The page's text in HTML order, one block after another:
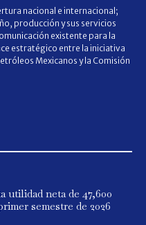
nacional e internacional;
producción y sus servicios
existente para la
estratégico entre la iniciativa
Mexicanos y la Comisión
utilidad neta de 47,600
semestre de 2026